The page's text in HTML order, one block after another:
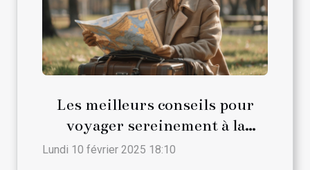
Les meilleurs conseils pour
voyager sereinement à la
retraite
Lundi 10 février 2025 18:10